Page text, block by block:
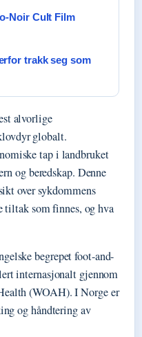
Noir Cult Film
trakk seg som
alvorlige
globalt.
tap i landbruket
og beredskap. Denne
over sykdommens
tiltak som finnes, og hva
begrepet foot-and-
internasjonalt gjennom
(WOAH). I Norge er
og håndtering av